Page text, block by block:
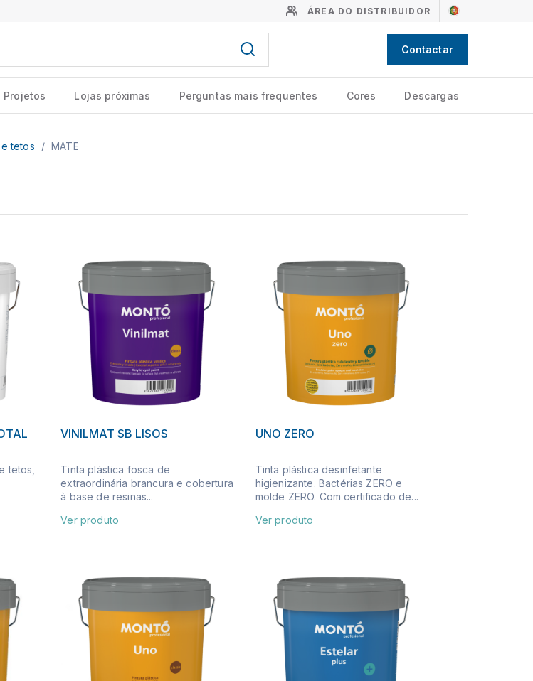
ÁREA DO DISTRIBUIDOR
Contactar
Projetos Lojas próximas Perguntas mais frequentes Cores Descargas
tetos / MATE
tetos,
VINILMAT SB LISOS
Tinta plástica fosca de
extraordinária brancura e cobertura
à base de resinas...
Ver produto
UNO ZERO
Tinta plástica desinfetante
higienizante. Bactérias ZERO e
molde ZERO. Com certificado de...
Ver produto